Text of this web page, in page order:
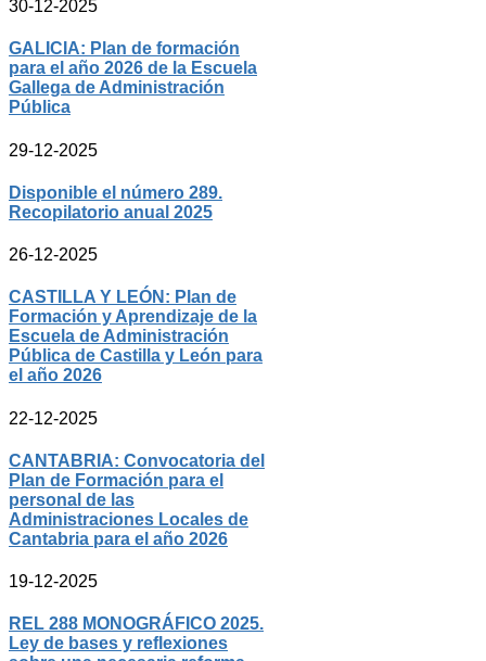
30-12-2025
GALICIA: Plan de formación
para el año 2026 de la Escuela
Gallega de Administración
Pública
29-12-2025
Disponible el número 289.
Recopilatorio anual 2025
26-12-2025
CASTILLA Y LEÓN: Plan de
Formación y Aprendizaje de la
Escuela de Administración
Pública de Castilla y León para
el año 2026
22-12-2025
CANTABRIA: Convocatoria del
Plan de Formación para el
personal de las
Administraciones Locales de
Cantabria para el año 2026
19-12-2025
REL 288 MONOGRÁFICO 2025.
Ley de bases y reflexiones